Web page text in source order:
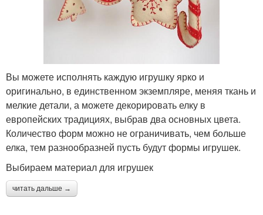
Вы можете исполнять каждую игрушку ярко и
оригинально, в единственном экземпляре, меняя ткань и
мелкие детали, а можете декорировать елку в
европейских традициях, выбрав два основных цвета.
Количество форм можно не ограничивать, чем больше
елка, тем разнообразней пусть будут формы игрушек.
Выбираем материал для игрушек
читать дальше →